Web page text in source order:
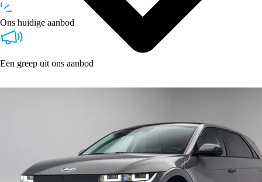
Ons huidige aanbod
Een greep uit ons aanbod